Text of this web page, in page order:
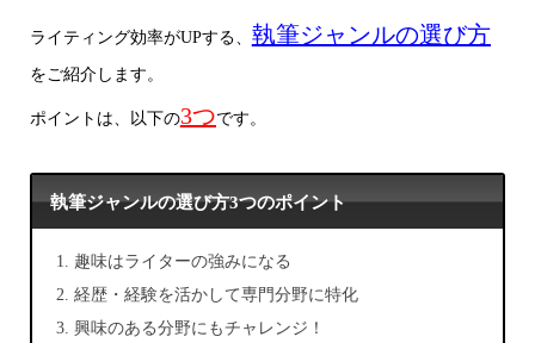
ライティング効率がUPする、 執筆ジャンルの選び方
をご紹介します。
ポイントは、以下の3つです。
執筆ジャンルの選び方3つのポイント
趣味はライターの強みになる
経歴・経験を活かして専門分野に特化
興味のある分野にもチャレンジ！